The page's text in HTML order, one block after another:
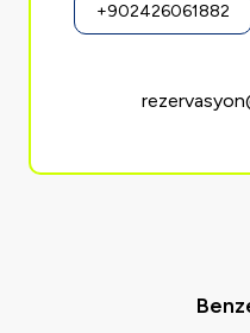
+902426061882